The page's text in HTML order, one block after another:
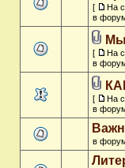
[ На
в
Мы
[ На
в
[ На
в
в